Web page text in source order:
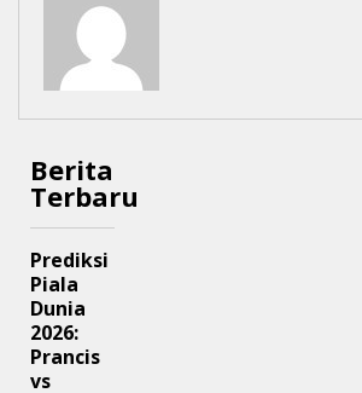
Berita
Terbaru
Prediksi
Piala
Dunia
2026:
Prancis
vs